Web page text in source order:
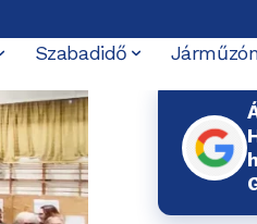
Szabadidő